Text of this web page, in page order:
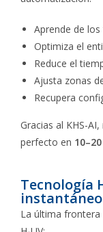
Aprende de
Optimiza el
Reduce el
Ajusta zonas
Recupera
Gracias al KHS-
perfecto en
Tecnología
instantáneo
La última frontera